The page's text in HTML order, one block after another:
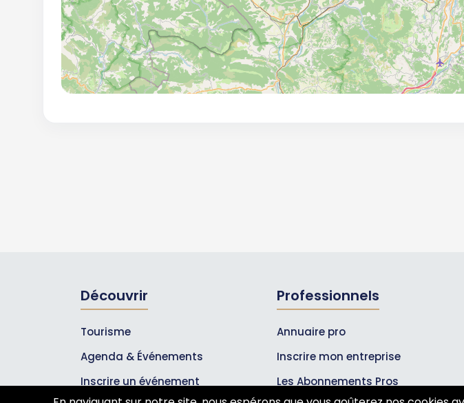
Découvrir
Tourisme
Agenda & Événements
Inscrire un événement
Professionnels
Annuaire pro
Inscrire mon entreprise
Les Abonnements Pros